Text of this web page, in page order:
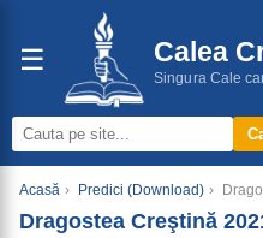
☰ Calea
Singura Cale
Acasă › Predici (Download) ›
Dragostea Creştină